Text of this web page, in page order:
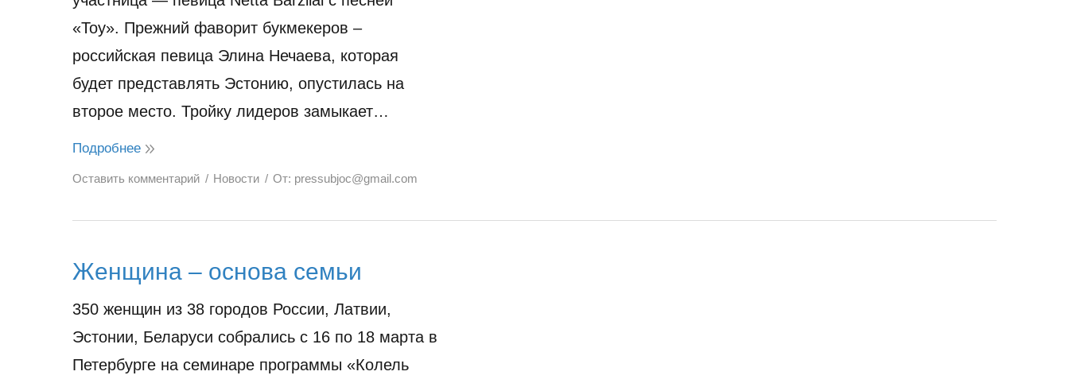
«Toy». Прежний фаворит букмекеров –
российская певица Элина Нечаева, которая
будет представлять Эстонию, опустилась на
второе место. Тройку лидеров замыкает…
Подробнее
Оставить комментарий Новости От: pressubjoc@gmail.com
Женщина – основа семьи
350 женщин из 38 городов России, Латвии,
Эстонии, Беларуси собрались с 16 по 18 марта в
Петербурге на семинаре программы «Колель